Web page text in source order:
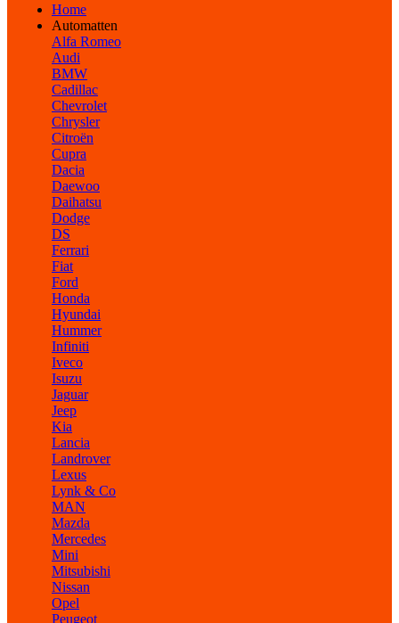
Home
Automatten
Alfa Romeo
Audi
BMW
Cadillac
Chevrolet
Chrysler
Citroën
Cupra
Dacia
Daewoo
Daihatsu
Dodge
DS
Ferrari
Fiat
Ford
Honda
Hyundai
Hummer
Infiniti
Iveco
Isuzu
Jaguar
Jeep
Kia
Lancia
Landrover
Lexus
Lynk & Co
MAN
Mazda
Mercedes
Mini
Mitsubishi
Nissan
Opel
Peugeot